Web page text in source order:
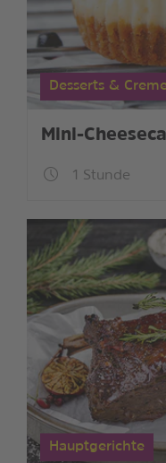
Desserts &
Mini-
1 Stunde
Hauptgerichte